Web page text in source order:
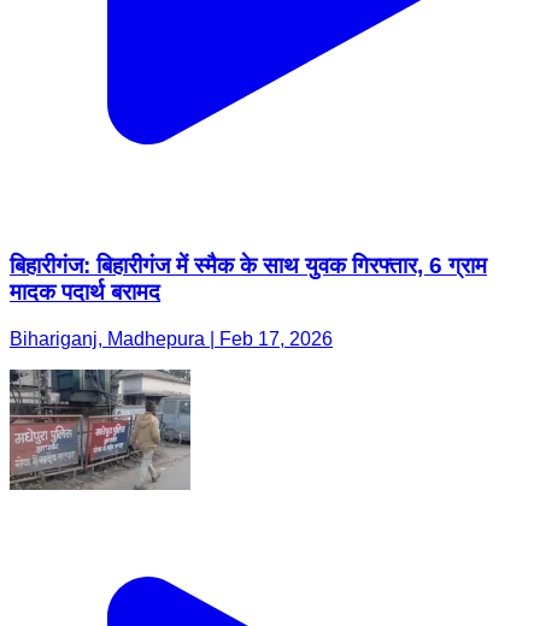
बिहारीगंज: बिहारीगंज में स्मैक के साथ युवक गिरफ्तार, 6 ग्राम
मादक पदार्थ बरामद
Bihariganj, Madhepura | Feb 17, 2026